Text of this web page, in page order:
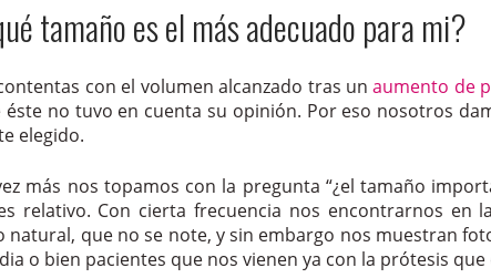
tamaño es el más adecuado para mi?
con el volumen alcanzado tras unaumento de
no tuvo en cuenta su opinión. Por eso nosotros
elegido.
más nos topamos con la pregunta “¿el tamaño
relativo. Con cierta frecuencia nos encontrarnos en
natural, que no se note, y sin embargo nos muestran
o bien pacientes que nos vienen ya con la prótesis